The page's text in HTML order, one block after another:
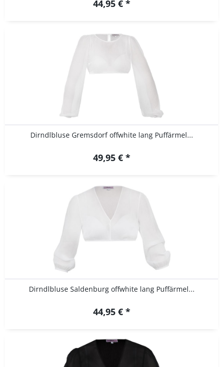
44,95 € *
Dirndlbluse Gremsdorf offwhite lang Puffärmel...
49,95 € *
Dirndlbluse Saldenburg offwhite lang Puffärmel...
44,95 € *